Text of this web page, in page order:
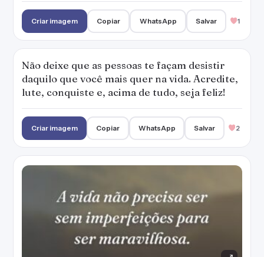
Criar imagem Copiar WhatsApp Salvar 1
Não deixe que as pessoas te façam desistir
daquilo que você mais quer na vida. Acredite,
lute, conquiste e, acima de tudo, seja feliz!
Criar imagem Copiar WhatsApp Salvar 2